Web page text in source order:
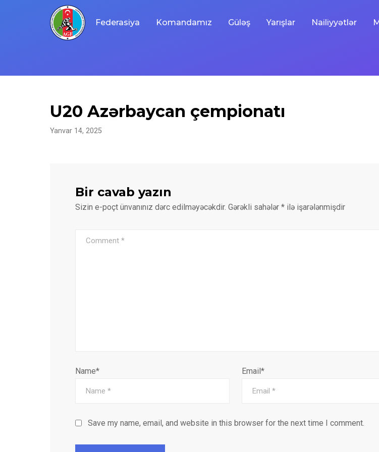
Federasiya Komandamız Güləş Yarışlar Nailiyyətlər
U20 Azərbaycan çempionatı
Yanvar 14, 2025
Bir cavab yazın
Sizin e-poçt ünvanınız dərc edilməyəcəkdir. Gərəkli sahələr * ilə işarələnmişdir
Name* Email*
Save my name, email, and website in this browser for the next time I comment.